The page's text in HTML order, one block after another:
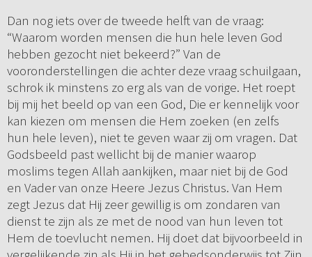
Dan nog iets over de tweede helft van de vraag:
“Waarom worden mensen die hun hele leven God
hebben gezocht niet bekeerd?” Van de
vooronderstellingen die achter deze vraag schuilgaan,
schrok ik minstens zo erg als van de vorige. Het roept
bij mij het beeld op van een God, Die er kennelijk voor
kan kiezen om mensen die Hem zoeken (en zelfs
hun hele leven), niet te geven waar zij om vragen. Dat
Godsbeeld past wellicht bij de manier waarop
moslims tegen Allah aankijken, maar niet bij de God
en Vader van onze Heere Jezus Christus. Van Hem
zegt Jezus dat Hij zeer gewillig is om zondaren van
dienst te zijn als ze met de nood van hun leven tot
Hem de toevlucht nemen. Hij doet dat bijvoorbeeld in